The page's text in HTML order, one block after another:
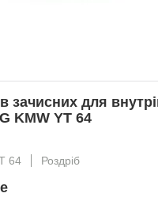
зачисних для
KMW YT 64
64
Роздріб